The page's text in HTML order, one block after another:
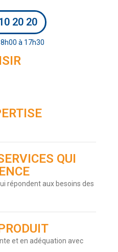
20 20
à 17h30
QUI
répondent aux besoins des
et en adéquation avec